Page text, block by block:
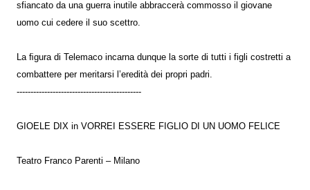
sfiancato da una guerra inutile abbraccerà commosso il giovane
uomo cui cedere il suo scettro.
La ﬁgura di Telemaco incarna dunque la sorte di tutti i figli costretti a
combattere per meritarsi l’eredità dei propri padri.
---------------------------------------------
GIOELE DIX in VORREI ESSERE FIGLIO DI UN UOMO FELICE
Teatro Franco Parenti – Milano